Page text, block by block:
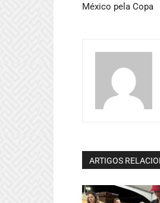
México pela Copa
ARTIGOS